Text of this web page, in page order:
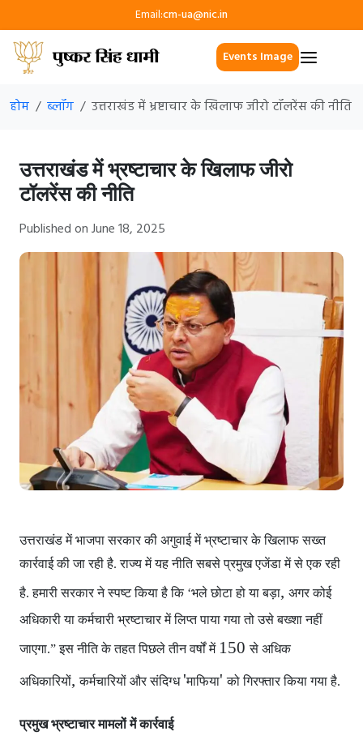
Email:cm-ua@nic.in
Events Image
होम ब्लॉग उत्तराखंड में भ्रष्टाचार के खिलाफ जीरो टॉलरेंस की नीति
उत्तराखंड में भ्रष्टाचार के खिलाफ जीरो
टॉलरेंस की नीति
Published on June 18, 2025
उत्तराखंड में भाजपा सरकार की अगुवाई में भ्रष्टाचार के खिलाफ सख्त
कार्रवाई की जा रही है. राज्य में यह नीति सबसे प्रमुख एजेंडा में से एक रही
है. हमारी सरकार ने स्पष्ट किया है कि ‘भले छोटा हो या बड़ा, अगर कोई
अधिकारी या कर्मचारी भ्रष्टाचार में लिप्त पाया गया तो उसे बख्शा नहीं
जाएगा.” इस नीति के तहत पिछले तीन वर्षों में 150से अधिक
अधिकारियों,कर्मचारियों और संदिग्ध 'माफिया'को गिरफ्तार किया गया है.
प्रमुख भ्रष्टाचार मामलों में कार्रवाई